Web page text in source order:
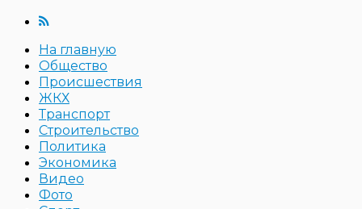
На главную
Общество
Происшествия
ЖКХ
Транспорт
Строительство
Политика
Экономика
Видео
Фото